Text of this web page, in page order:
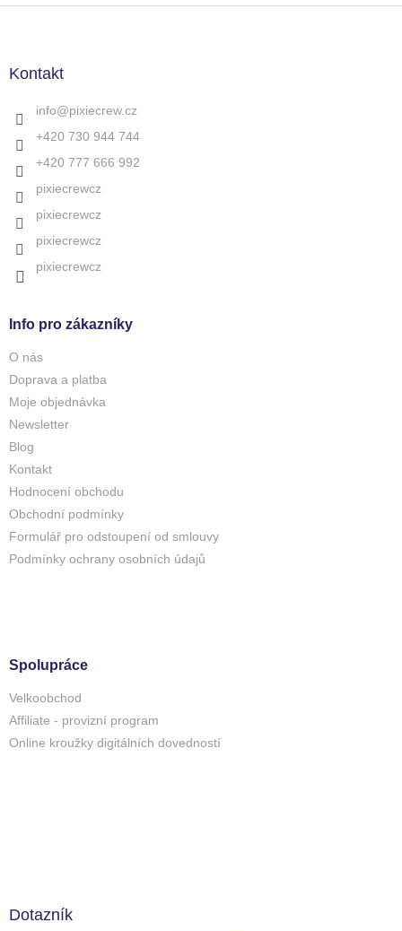
Kontakt
info@pixiecrew.cz
+420 730 944 744
+420 777 666 992
pixiecrewcz
pixiecrewcz
pixiecrewcz
pixiecrewcz
Info pro zákazníky
O nás
Doprava a platba
Moje objednávka
Newsletter
Blog
Kontakt
Hodnocení obchodu
Obchodní podmínky
Formulář pro odstoupení od smlouvy
Podmínky ochrany osobních údajů
Spolupráce
Velkoobchod
Affiliate - provizní program
Online kroužky digitálních dovedností
Dotazník